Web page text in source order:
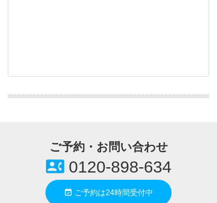
ご予約・お問い合わせ
contact_phone0120-898-634
event_available ご予約は24時間受付中